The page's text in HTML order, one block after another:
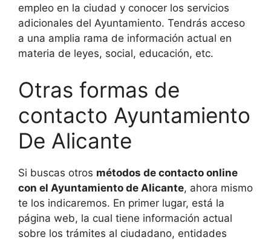
empleo en la ciudad y conocer los servicios
adicionales del Ayuntamiento. Tendrás acceso
a una amplia rama de información actual en
materia de leyes, social, educación, etc.
Otras formas de
contacto Ayuntamiento
De Alicante
Si buscas otros métodos de contacto online
con el Ayuntamiento de Alicante, ahora mismo
te los indicaremos. En primer lugar, está la
página web, la cual tiene información actual
sobre los trámites al ciudadano, entidades